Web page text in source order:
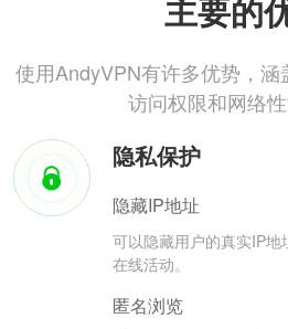
主要的
使用AndyVPN有许多优势，涵
访问权限和网络
隐私保护
隐藏IP地址
可以隐藏用户的真实IP
在线活动。
匿名浏览